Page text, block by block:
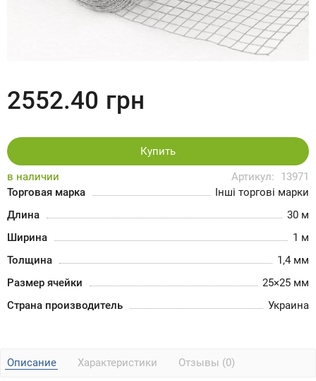
в наличии Артикул:
13971
Торговая марка
Інші торгові марки
Длина
30 м
Ширина
1 м
Толщина
1,4 мм
Размер ячейки
25×25 мм
Страна производитель
Украина
2552.40 грн
Купить
Описание Характеристики Отзывы (0)